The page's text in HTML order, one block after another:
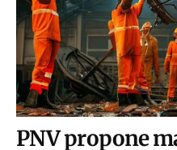
PNV propone